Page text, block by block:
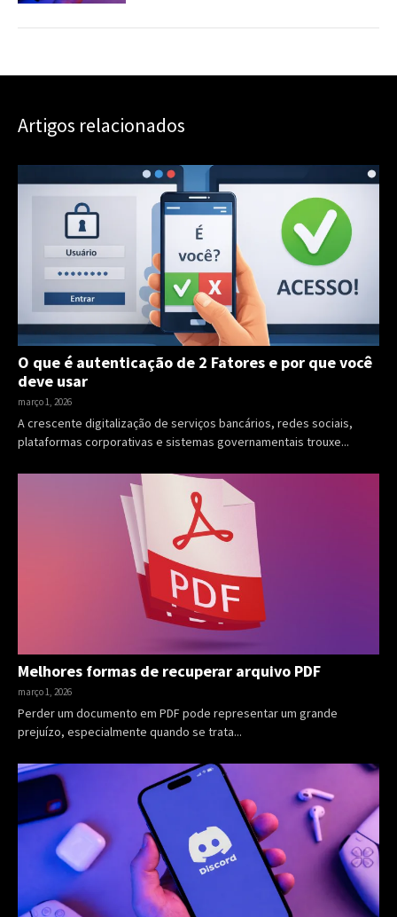
Artigos relacionados
O que é autenticação de 2 Fatores e por que você
deve usar
março 1, 2026
A crescente digitalização de serviços bancários, redes sociais,
plataformas corporativas e sistemas governamentais trouxe...
Melhores formas de recuperar arquivo PDF
março 1, 2026
Perder um documento em PDF pode representar um grande
prejuízo, especialmente quando se trata...